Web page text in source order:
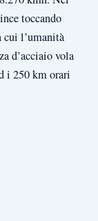
toccando
l’umanità
d’acciaio vola
i 250 km orari